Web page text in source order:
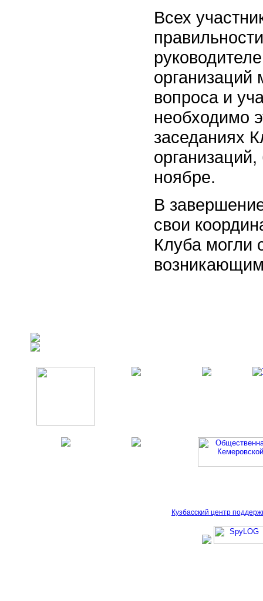
Всех
организаций
вопроса и
необходимо
заседаниях
ноябре.
В
свои
Клуба могли
Кузбасский центр